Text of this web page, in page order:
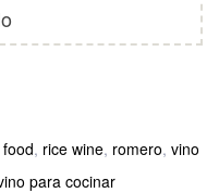
, rice wine, romero, vino
para cocinar